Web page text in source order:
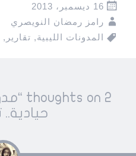
16 ديسمبر، 2013
رامز رمضان النويصري
المدونات الليبية, تقارير ,
Post
navigation
2 thoughts on “